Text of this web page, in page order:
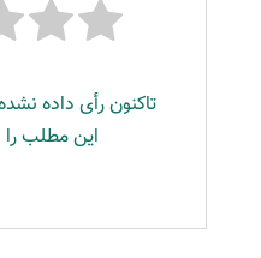
تاکنون رأی داده
این مطلب را